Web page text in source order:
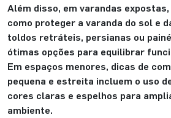
Além disso, em varandas
como proteger a varanda do sol e
toldos retráteis, persianas ou
ótimas opções para equilibrar
Em espaços menores, dicas de
pequena e estreita incluem o uso
cores claras e espelhos para
ambiente.